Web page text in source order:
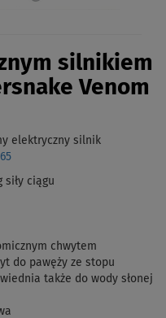
silnikiem
Venom
elektryczny silnik
siły ciągu
chwytem
do pawęży ze stopu
także do wody słonej